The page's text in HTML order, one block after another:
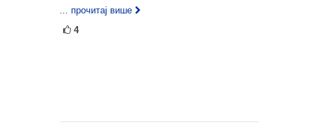
... прочитај више
4